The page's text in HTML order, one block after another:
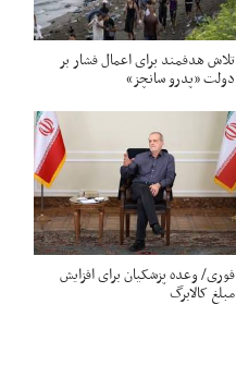
تلاش هدفمند برای اعمال فشار بر
دولت «پدرو سانچز»
فوری/ وعده پزشکیان برای افزایش
مبلغ کالابرگ